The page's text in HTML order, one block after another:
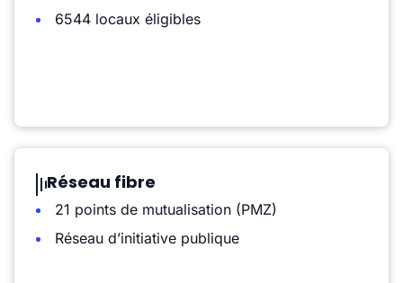
6544 locaux éligibles
Réseau fibre
21 points de mutualisation (PMZ)
Réseau d’initiative publique